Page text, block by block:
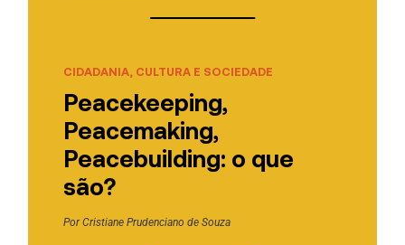
CIDADANIA, CULTURA E SOCIEDADE
Peacekeeping,
Peacemaking,
Peacebuilding: o que
são?
PorCristiane Prudenciano de Souza